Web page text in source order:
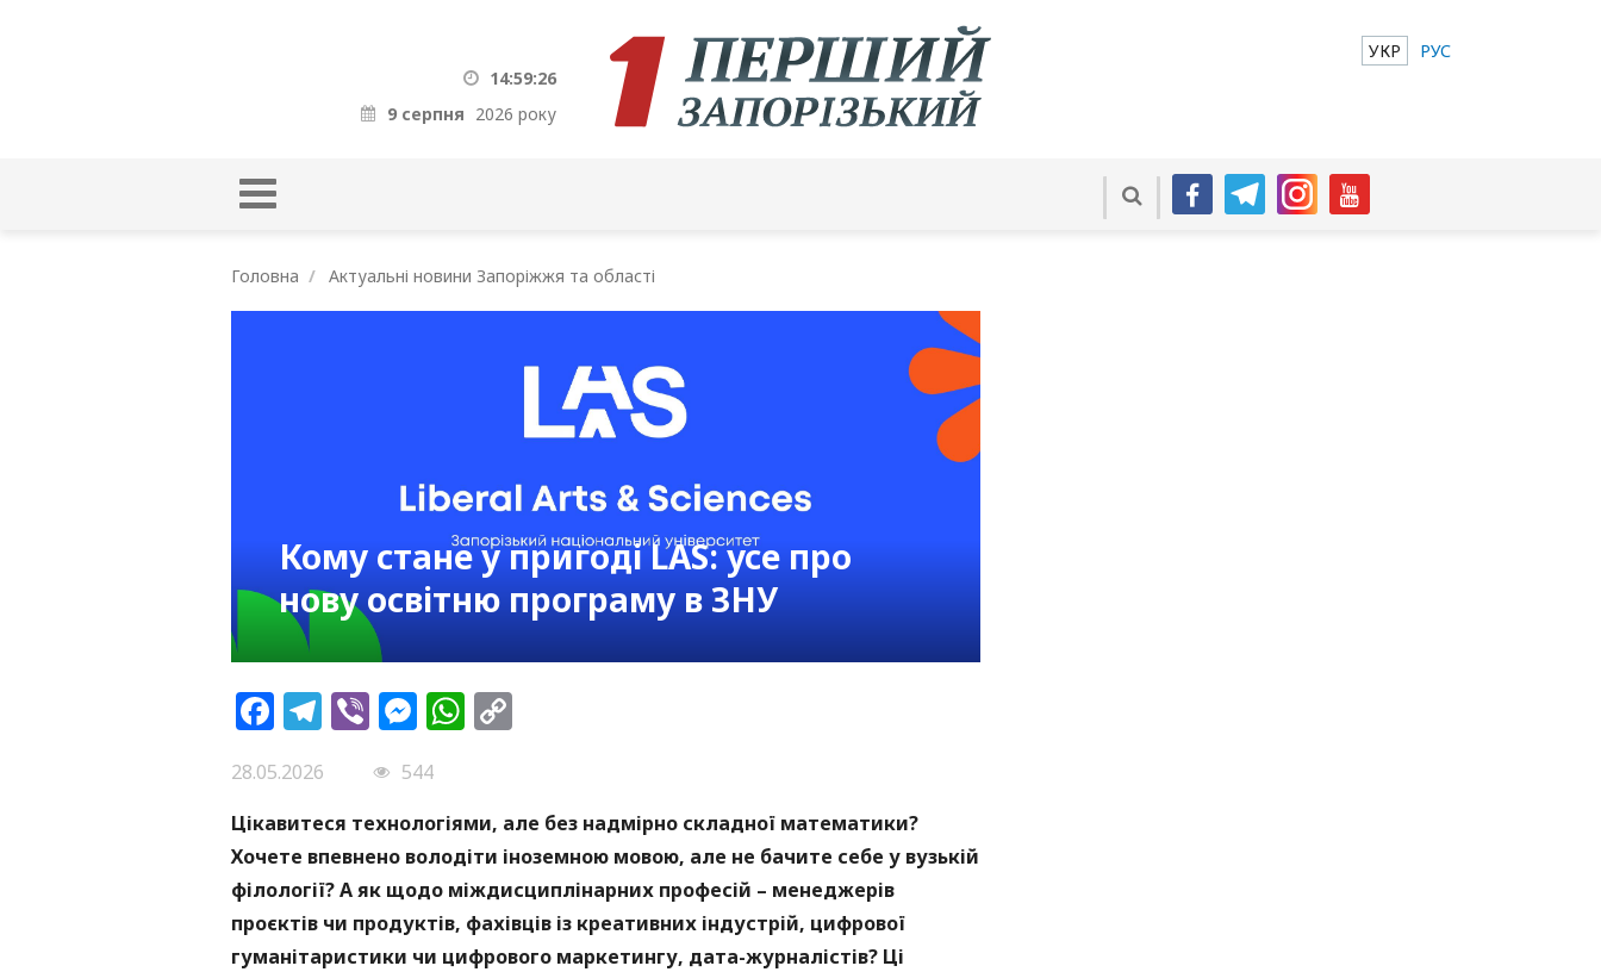
14:59:27
9 серпня 2026 року
УКР РУС
Головна Актуальні новини Запоріжжя та області
Кому стане у пригоді LAS: усе про
нову освітню програму в ЗНУ
Facebook
Telegram
ViberMessenger
WhatsApp
28.05.2026
544
Цікавитеся технологіями, але без надмірно складної математики?
Хочете впевнено володіти іноземною мовою, але не бачите себе у вузькій
філології? А як щодо міждисциплінарних професій – менеджерів
проєктів чи продуктів, фахівців із креативних індустрій, цифрової
гуманітаристики чи цифрового маркетингу, дата-журналістів? Ці